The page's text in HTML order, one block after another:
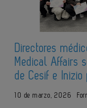
Directores
Medical Affairs
de Cesif e Inizio
10 de marzo, 2026